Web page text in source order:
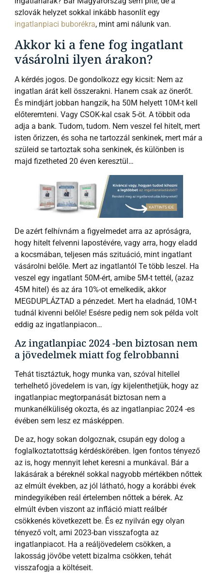
szlovák helyzet sokkal inkább hasonlít egy
ingatlanpiaci buborékra, mint ami nálunk van.
Akkor ki a fene fog ingatlant
vásárolni ilyen árakon?
A kérdés jogos. De gondolkozz egy kicsit: Nem az
ingatlan árát kell összerakni. Hanem csak az önerőt.
És mindjárt jobban hangzik, ha 50M helyett 10M-t kell
előteremteni. Vagy CSOK-kal csak 5-öt. A többit oda
adja a bank. Tudom, tudom. Nem veszel fel hitelt, mert
isten őrizzen, és soha ne tartozzál senkinek, mert már a
szüleid se tartoztak soha senkinek, és különben is
majd fizetheted 20 éven keresztül…
De azért felhívnám a figyelmedet arra az apróságra,
hogy hitelt felvenni lapostévére, vagy arra, hogy eladd
a kocsmában, teljesen más szituáció, mint ingatlant
vásárolni belőle. Mert az ingatlantól Te több leszel. Ha
veszel egy ingatlant 50M-ért, amibe 5M-t tettél, (azaz
45M hitel) és az ára 10%-ot emelkedik, akkor
MEGDUPLÁZTAD a pénzedet. Mert ha eladnád, 10M-t
tudnál kivenni belőle! Esésre pedig nem sok példa volt
eddig az ingatlanpiacon…
Az ingatlanpiac 2024 -ben biztosan nem
a jövedelmek miatt fog felrobbanni
Tehát tisztáztuk, hogy munka van, szóval hitellel
terhelhető jövedelem is van, így kijelenthetjük, hogy az
ingatlanpiac megtorpanását biztosan nem a
munkanélküliség okozta, és az ingatlanpiac 2024 -es
évében sem lesz ez másképpen.
De az, hogy sokan dolgoznak, csupán egy dolog a
foglalkoztatottság kérdéskörében. Igen fontos tényező
az is, hogy mennyit lehet keresni a munkával. Bár a
lakásárak a béreknél sokkal nagyobb mértékben nőttek
az elmúlt években, az jól látható, hogy a korábbi évek
mindegyikében reál értelemben nőttek a bérek. Az
elmúlt évben viszont az infláció miatt reálbér
csökkenés következett be. És ez nyilván egy olyan
tényező volt, ami 2023-ban visszafogta az
ingatlanpiacot. Ha a reáljövedelem csökken, a
lakosság jövőbe vetett bizalma csökken, tehát
visszafogja a költéseit.